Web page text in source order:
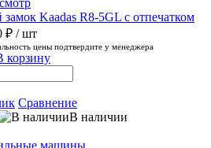
Kaadas R8-5GL с отпечатком
₽ / шт
цены подтвердите у менеджера
корзину
Сравнение
В наличии
машины